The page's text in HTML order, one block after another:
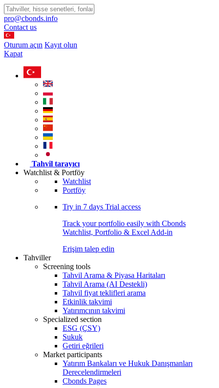
pro@cbonds.info
Contact us
Oturum açın Kayıt olun
Kapat
Tahvil tarayıcı
Watchlist & Portföy
Watchlist
Portföy
Try in 7 days Trial access
Track your portfolio easily with Cbonds
Watchlist, Portfolio & Excel Add-in
Erişim talep edin
Tahviller
Screening tools
Tahvil Arama & Piyasa Haritaları
Tahvil Arama (AI Destekli)
Tahvil fiyat teklifleri arama
Etkinlik takvimi
Yatırımcının takvimi
Specialized section
ESG (ÇSY)
Sukuk
Getiri eğrileri
Market participants
Yatırım Bankaları ve Hukuk Danışmanları
Derecelendirmeleri
Cbonds Pages